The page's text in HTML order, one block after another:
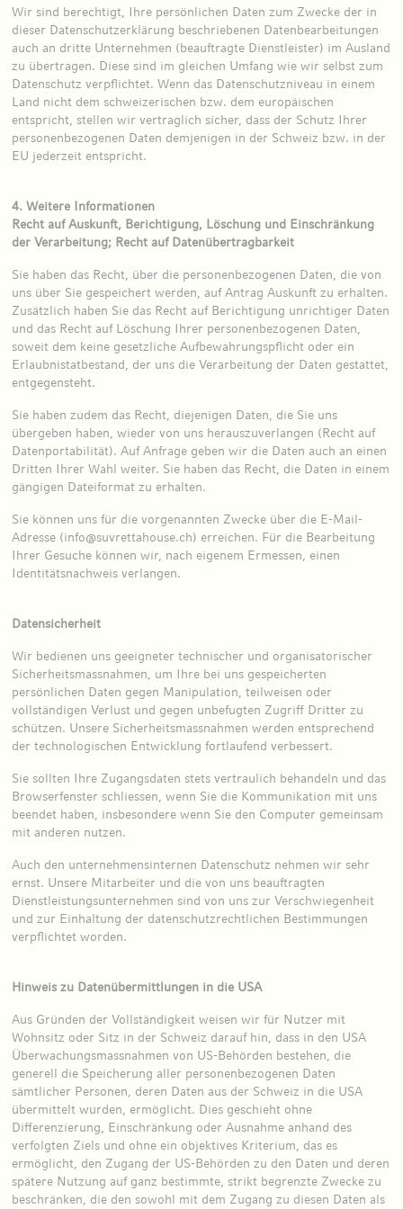
Wir sind berechtigt, Ihre persönlichen Daten zum Zwecke der in
dieser Datenschutzerklärung beschriebenen Datenbearbeitungen
auch an dritte Unternehmen (beauftragte Dienstleister) im Ausland
zu übertragen. Diese sind im gleichen Umfang wie wir selbst zum
Datenschutz verpflichtet. Wenn das Datenschutzniveau in einem
Land nicht dem schweizerischen bzw. dem europäischen
entspricht, stellen wir vertraglich sicher, dass der Schutz Ihrer
personenbezogenen Daten demjenigen in der Schweiz bzw. in der
EU jederzeit entspricht.
4. Weitere Informationen
Recht auf Auskunft, Berichtigung, Löschung und Einschränkung
der Verarbeitung; Recht auf Datenübertragbarkeit
Sie haben das Recht, über die personenbezogenen Daten, die von
uns über Sie gespeichert werden, auf Antrag Auskunft zu erhalten.
Zusätzlich haben Sie das Recht auf Berichtigung unrichtiger Daten
und das Recht auf Löschung Ihrer personenbezogenen Daten,
soweit dem keine gesetzliche Aufbewahrungspflicht oder ein
Erlaubnistatbestand, der uns die Verarbeitung der Daten gestattet,
entgegensteht.
Sie haben zudem das Recht, diejenigen Daten, die Sie uns
übergeben haben, wieder von uns herauszuverlangen (Recht auf
Datenportabilität). Auf Anfrage geben wir die Daten auch an einen
Dritten Ihrer Wahl weiter. Sie haben das Recht, die Daten in einem
gängigen Dateiformat zu erhalten.
Sie können uns für die vorgenannten Zwecke über die E-Mail-
Adresse (info@suvrettahouse.ch) erreichen. Für die Bearbeitung
Ihrer Gesuche können wir, nach eigenem Ermessen, einen
Identitätsnachweis verlangen.
Datensicherheit
Wir bedienen uns geeigneter technischer und organisatorischer
Sicherheitsmassnahmen, um Ihre bei uns gespeicherten
persönlichen Daten gegen Manipulation, teilweisen oder
vollständigen Verlust und gegen unbefugten Zugriff Dritter zu
schützen. Unsere Sicherheitsmassnahmen werden entsprechend
der technologischen Entwicklung fortlaufend verbessert.
Sie sollten Ihre Zugangsdaten stets vertraulich behandeln und das
Browserfenster schliessen, wenn Sie die Kommunikation mit uns
beendet haben, insbesondere wenn Sie den Computer gemeinsam
mit anderen nutzen.
Auch den unternehmensinternen Datenschutz nehmen wir sehr
ernst. Unsere Mitarbeiter und die von uns beauftragten
Dienstleistungsunternehmen sind von uns zur Verschwiegenheit
und zur Einhaltung der datenschutzrechtlichen Bestimmungen
verpflichtet worden.
Hinweis zu Datenübermittlungen in die USA
Aus Gründen der Vollständigkeit weisen wir für Nutzer mit
Wohnsitz oder Sitz in der Schweiz darauf hin, dass in den USA
Überwachungsmassnahmen von US-Behörden bestehen, die
generell die Speicherung aller personenbezogenen Daten
sämtlicher Personen, deren Daten aus der Schweiz in die USA
übermittelt wurden, ermöglicht. Dies geschieht ohne
Differenzierung, Einschränkung oder Ausnahme anhand des
verfolgten Ziels und ohne ein objektives Kriterium, das es
ermöglicht, den Zugang der US-Behörden zu den Daten und deren
spätere Nutzung auf ganz bestimmte, strikt begrenzte Zwecke zu
beschränken, die den sowohl mit dem Zugang zu diesen Daten als